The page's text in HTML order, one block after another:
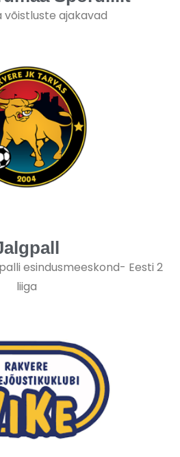
võistluste ajakavad
esindusmeeskond- Eesti 2
liiga